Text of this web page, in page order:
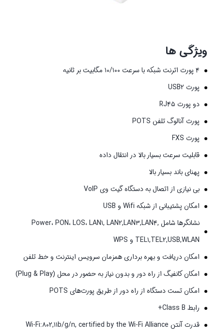
ویژگی ها
۴ پورت اترنت شبکه با سرعت ۱۰/۱۰۰ مگابیت بر ثانیه
پورت USB۲
دو پورت RJ۴۵
پورت آنالوگ تلفن POTS
پورت FXS
قابلیت سرعت بسیار بالا در انتقال داده
پهنای باند بسیار بالا
بی نیازی از اتصال به دستگاه گیت وی VoIP
امکان پشتیبانی از شبکه Wifi و USB
نشانگر‌ها شامل Power، PON، LOS، LAN۱, LAN۲,LAN۳,LAN۴,
TEL۱,TEL۲,USB,WLAN و WPS
امکان دریافت و بهره برداری همزمان سرویس اینترنت و خط تلفن
امکان کانفیگ از راه دور و بدون نیاز به حضور در محل (Plug & Play)
امکان تست دستگاه از راه دور از طریق پورت‌های POTS
رابط Class B+
قدرت آنتن Wi-Fi:۸۰۲,۱۱b/g/n, certified by the Wi-Fi Alliance